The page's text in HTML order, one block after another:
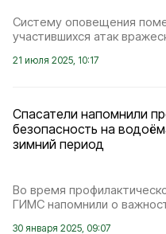
Систему оповещения
участившихся атак
21 июля 2025, 10:17
Спасатели напомнили
безопасность на
зимний период
Во время
ГИМС напомнили о
30 января 2025, 09:07